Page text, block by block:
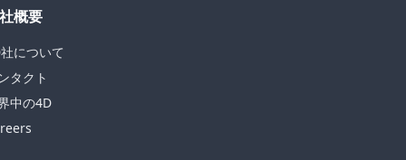
概要
について
タクト
中の4D